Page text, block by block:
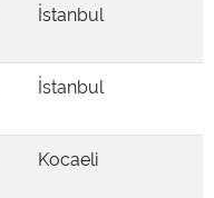
İstanbul
İstanbul
Kocaeli